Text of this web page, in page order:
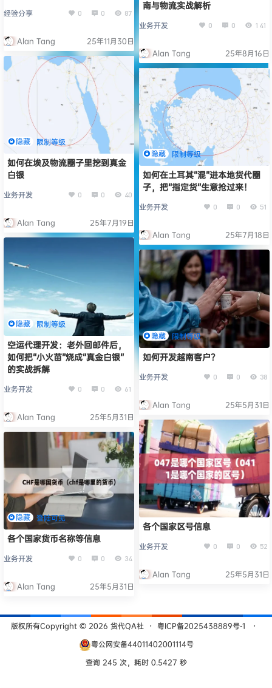
经验分享 0 0 87
Alan Tang 25年11月30日
南与物流实战解析
业务开发 0 0 141
Alan Tang 25年8月16日
隐藏 限制等级
如何在埃及物流圈子里挖到真金
白银
业务开发 0 0 40
Alan Tang 25年7月19日
隐藏 限制等级
如何在土耳其“混”进本地货代圈
子，把“指定货”生意抢过来！
业务开发 0 0 51
Alan Tang 25年7月18日
隐藏 限制等级
空运代理开发：老外回邮件后，
如何把“小火苗”烧成“真金白银”
的实战拆解
业务开发 0 0 61
Alan Tang 25年5月31日
隐藏 限制等级
如何开发越南客户？
业务开发 0 0 38
Alan Tang 25年5月31日
各个国家区号信息
业务开发 0 0 52
Alan Tang 25年5月31日
隐藏 登陆可见
各个国家货币名称等信息
业务开发 0 0 34
Alan Tang 25年5月31日
版权所有Copyright © 2026 货代QA社 ・ 粤ICP备2025438889号-1
・
粤公网安备44011402001114号
查询 245 次，耗时 0.5427 秒